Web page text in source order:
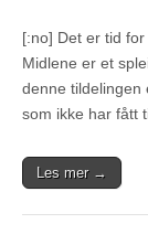
[:no] Det er tid
Midlene er et
denne tildelingen
som ikke har fått
Les mer →